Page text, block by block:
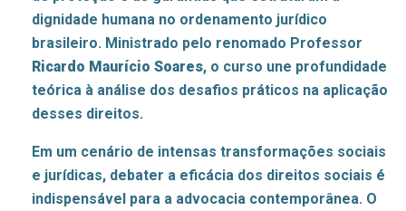
dignidade humana no ordenamento jurídico
brasileiro. Ministrado pelo renomado Professor
Ricardo Maurício Soares, o curso une profundidade
teórica à análise dos desafios práticos na aplicação
desses direitos.
Em um cenário de intensas transformações sociais
e jurídicas, debater a eficácia dos direitos sociais é
indispensável para a advocacia contemporânea. O